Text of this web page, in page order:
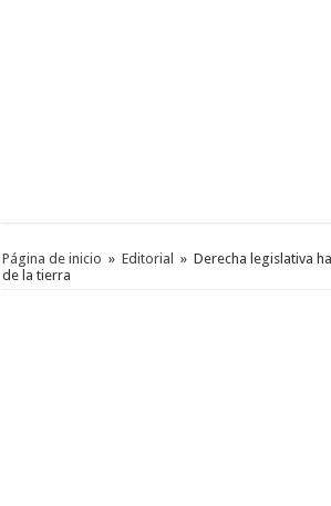
Página de inicio » Editorial » Derecha legislativa
de la tierra